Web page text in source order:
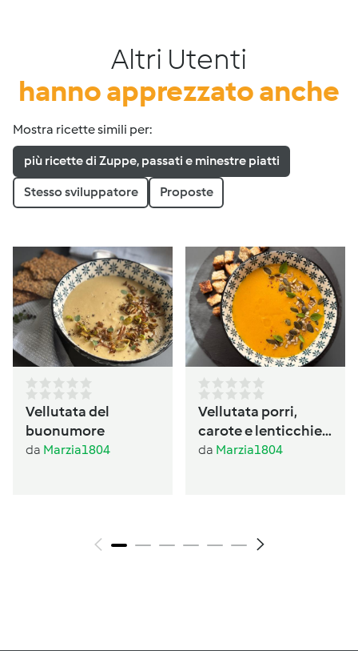
Altri Utenti
hanno apprezzato anche
Mostra ricette simili per:
più ricette di Zuppe, passati e minestre piatti
Stesso sviluppatore Proposte
Vellutata del
buonumore
da Marzia1804
Vellutata porri,
carote e lenticchie
al profumo di
da Marzia1804